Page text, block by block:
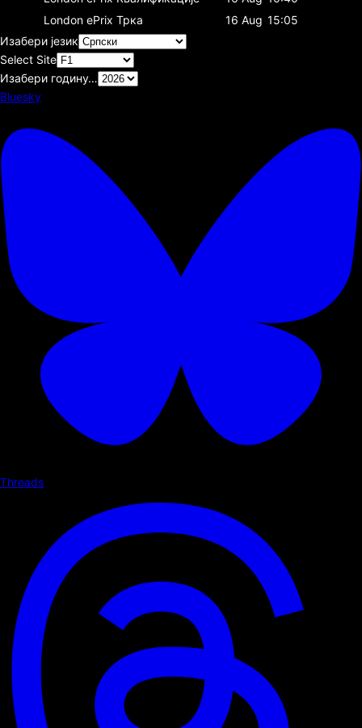
London ePrix Трка 16 Aug 15:05
Изабери језик
Select Site
Изабери годину…
Bluesky
Threads